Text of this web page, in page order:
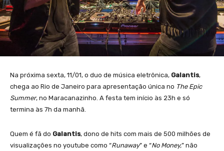
Na próxima sexta, 11/01, o duo de música eletrônica, Galantis,
chega ao Rio de Janeiro para apresentação única no The Epic
Summer, no Maracanazinho. A festa tem início às 23h e só
termina às 7h da manhã.
Quem é fã do Galantis, dono de hits com mais de 500 milhões de
visualizações no youtube como “Runaway” e “No Money,” não